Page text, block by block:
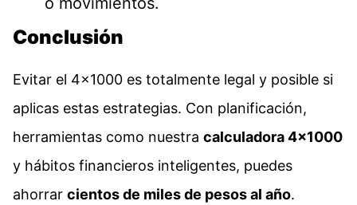
Conclusión
Evitar el 4×1000 es totalmente legal y posible si
aplicas estas estrategias. Con planificación,
herramientas como nuestra calculadora 4×1000
y hábitos financieros inteligentes, puedes
ahorrar cientos de miles de pesos al año.